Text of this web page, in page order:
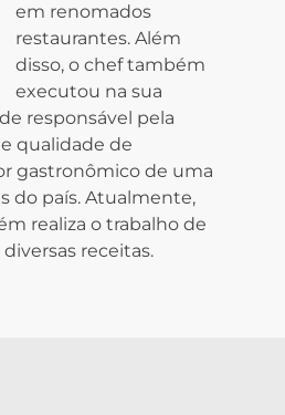
em renomados
restaurantes. Além
disso, o chef também
executou na sua
responsável pela
qualidade de
gastronômico de uma
do país. Atualmente,
realiza o trabalho de
receitas.